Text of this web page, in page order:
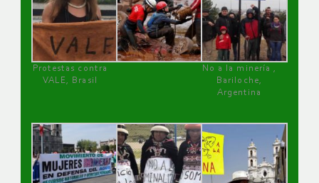
Protestas contra
VALE, Brasil
No a la minería ,
Bariloche,
Argentina